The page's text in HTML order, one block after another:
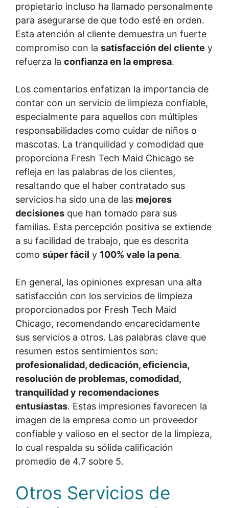
propietario incluso ha llamado personalmente
para asegurarse de que todo esté en orden.
Esta atención al cliente demuestra un fuerte
compromiso con la satisfacción del cliente y
refuerza la confianza en la empresa.
Los comentarios enfatizan la importancia de
contar con un servicio de limpieza confiable,
especialmente para aquellos con múltiples
responsabilidades como cuidar de niños o
mascotas. La tranquilidad y comodidad que
proporciona Fresh Tech Maid Chicago se
refleja en las palabras de los clientes,
resaltando que el haber contratado sus
servicios ha sido una de las mejores
decisiones que han tomado para sus
familias. Esta percepción positiva se extiende
a su facilidad de trabajo, que es descrita
como súper fácil y 100% vale la pena.
En general, las opiniones expresan una alta
satisfacción con los servicios de limpieza
proporcionados por Fresh Tech Maid
Chicago, recomendando encarecidamente
sus servicios a otros. Las palabras clave que
resumen estos sentimientos son:
profesionalidad, dedicación, eficiencia,
resolución de problemas, comodidad,
tranquilidad y recomendaciones
entusiastas. Estas impresiones favorecen la
imagen de la empresa como un proveedor
confiable y valioso en el sector de la limpieza,
lo cual respalda su sólida calificación
promedio de 4.7 sobre 5.
Otros Servicios de